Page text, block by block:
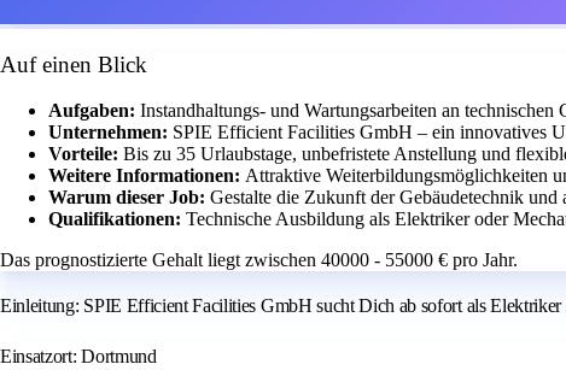
Auf einen Blick
Aufgaben: Instandhaltungs- und Wartungsarbeiten an technischen
Unternehmen: SPIE Efficient Facilities GmbH – ein innovatives
Vorteile: Bis zu 35 Urlaubstage, unbefristete Anstellung und
Weitere Informationen: Attraktive Weiterbildungsmöglichkeiten
Warum dieser Job: Gestalte die Zukunft der Gebäudetechnik
Qualifikationen: Technische Ausbildung als Elektriker oder
Das prognostizierte Gehalt liegt zwischen 40000 - 55000 € pro Jahr.
Einleitung: SPIE Efficient Facilities GmbH sucht Dich ab sofort als
Einsatzort: Dortmund